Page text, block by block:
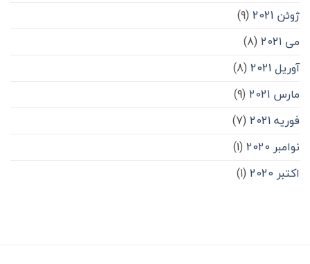
ژوئن 2021
(9)
می 2021
(8)
آوریل 2021
(8)
مارس 2021
(9)
فوریه 2021
(7)
نوامبر 2020
(1)
اکتبر 2020
(1)